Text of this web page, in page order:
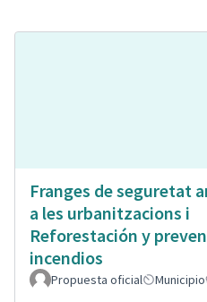
Franges de seguretat
a les urbanitzacions i
Reforestación y
incendios
Propuesta oficial Municipio